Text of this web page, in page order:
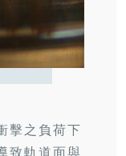
擊之負荷下
致軌道面與